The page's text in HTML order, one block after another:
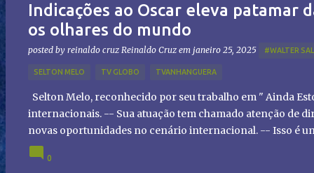
Indicações ao Oscar eleva
os olhares do mundo
posted by reinaldo cruz Reinaldo Cruz em janeiro 25, 2025 #WALTER
SELTON MELO TV GLOBO TVANHANGUERA
Selton Melo, reconhecido por seu trabalho em " Ainda
internacionais. -- Sua atuação tem chamado atenção de
novas oportunidades no cenário internacional. -- Isso é
global!
0